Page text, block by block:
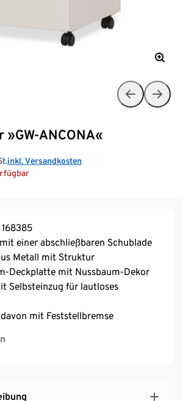
ANCONA«
inkl. Versandkosten
einer abschließbaren Schublade
Metall mit Struktur
Deckplatte mit Nussbaum-Dekor
Selbsteinzug für lautloses
mit Feststellbremse
Kanten